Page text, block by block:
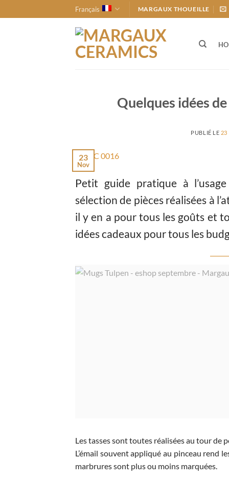
au
Français MARGAUX THOUEILLE
Quelques idées
PUBLIÉ LE 23
23
Nov
Petit guide pratique à
sélection de pièces réalisées à
il y en a pour tous les goûts et
idées cadeaux pour tous les
Les tasses sont toutes réalisées au tour de
L’émail souvent appliqué au pinceau rend
marbrures sont plus ou moins marquées.